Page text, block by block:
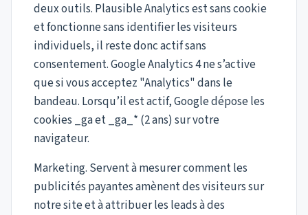
deux outils. Plausible Analytics est sans cookie
et fonctionne sans identifier les visiteurs
individuels, il reste donc actif sans
consentement. Google Analytics 4 ne s’active
que si vous acceptez "Analytics" dans le
bandeau. Lorsqu’il est actif, Google dépose les
cookies _ga et _ga_* (2 ans) sur votre
navigateur.
Marketing. Servent à mesurer comment les
publicités payantes amènent des visiteurs sur
notre site et à attribuer les leads à des